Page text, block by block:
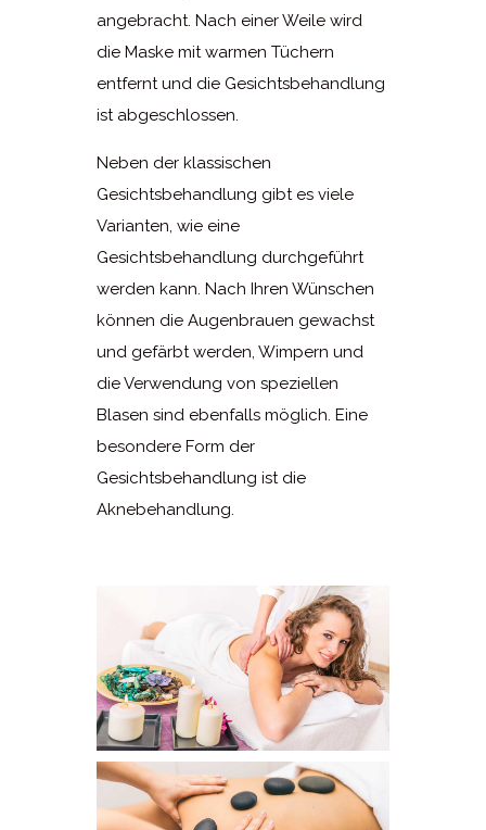
angebracht. Nach einer Weile wird
die Maske mit warmen Tüchern
entfernt und die Gesichtsbehandlung
ist abgeschlossen.
Neben der klassischen
Gesichtsbehandlung gibt es viele
Varianten, wie eine
Gesichtsbehandlung durchgeführt
werden kann. Nach Ihren Wünschen
können die Augenbrauen gewachst
und gefärbt werden, Wimpern und
die Verwendung von speziellen
Blasen sind ebenfalls möglich. Eine
besondere Form der
Gesichtsbehandlung ist die
Aknebehandlung.